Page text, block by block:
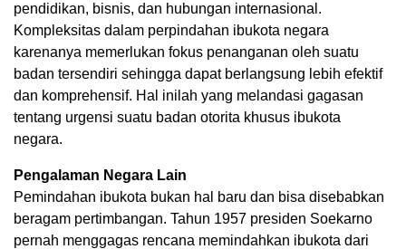
pendidikan, bisnis, dan hubungan internasional.
Kompleksitas dalam perpindahan ibukota negara
karenanya memerlukan fokus penanganan oleh suatu
badan tersendiri sehingga dapat berlangsung lebih efektif
dan komprehensif. Hal inilah yang melandasi gagasan
tentang urgensi suatu badan otorita khusus ibukota
negara.
Pengalaman Negara Lain
Pemindahan ibukota bukan hal baru dan bisa disebabkan
beragam pertimbangan. Tahun 1957 presiden Soekarno
pernah menggagas rencana memindahkan ibukota dari